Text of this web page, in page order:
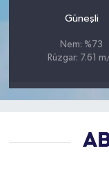
Güneşli
Nem: %73
Rüzgar: 7.61